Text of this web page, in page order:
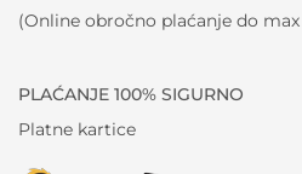
(Online obročno plaćanje do max
PLAĆANJE 100% SIGURNO
Platne kartice